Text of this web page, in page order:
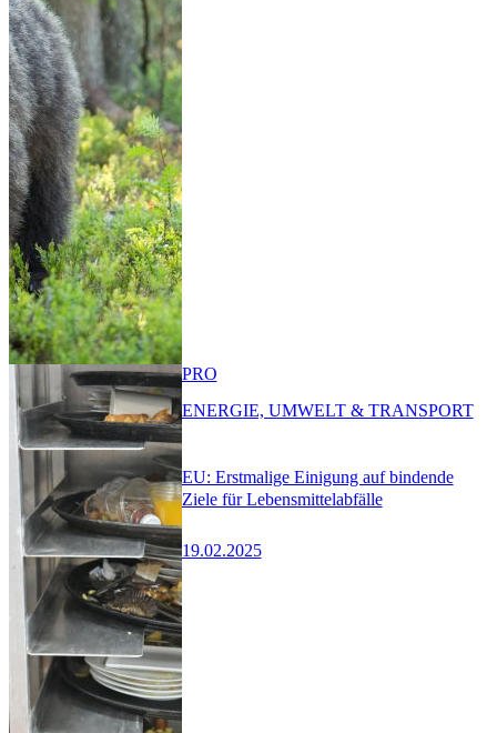
EU: Erstmalige Einigung auf bindende
Ziele für Lebensmittelabfälle
19.02.2025
PRO
ENERGIE, UMWELT & TRANSPORT